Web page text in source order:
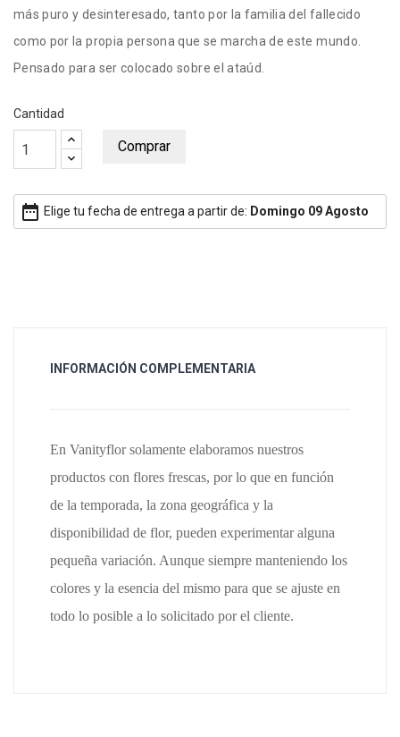
más puro y desinteresado, tanto por la familia del fallecido
como por la propia persona que se marcha de este mundo.
Pensado para ser colocado sobre el ataúd.
Cantidad
Comprar
date_range Elige tu fecha de entrega a partir de: Domingo 09 Agosto
INFORMACIÓN COMPLEMENTARIA
En Vanityflor solamente elaboramos nuestros
productos con flores frescas, por lo que en función
de la temporada, la zona geográfica y la
disponibilidad de flor, pueden experimentar alguna
pequeña variación. Aunque siempre manteniendo los
colores y la esencia del mismo para que se ajuste en
todo lo posible a lo solicitado por el cliente.